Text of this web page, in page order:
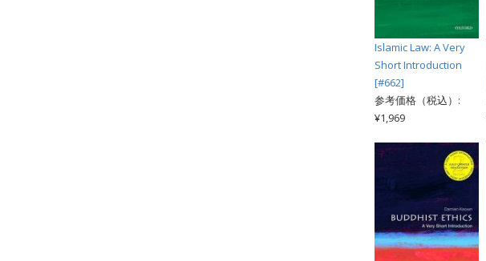
Islamic Law: A Very
Short Introduction
[#662]
参考価格（税込）:
¥1,969